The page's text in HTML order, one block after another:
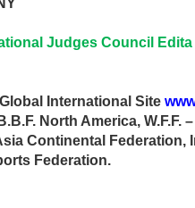
Judges Council
International Site
North America, W.F.F.
Asia Continental
Federation.